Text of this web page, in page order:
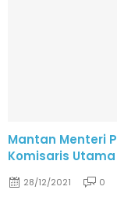
Mantan Menteri
Komisaris
28/12/2021 0